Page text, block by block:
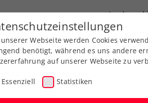
Ausbildung Services
Webseite werden Cookies
benötigt, während es uns andere
auf unserer Webseite zu
Essenziell Statistiken